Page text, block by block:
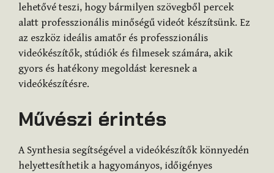
lehetővé teszi, hogy bármilyen szövegből percek
alatt professzionális minőségű videót készítsünk. Ez
az eszköz ideális amatőr és professzionális
videókészítők, stúdiók és filmesek számára, akik
gyors és hatékony megoldást keresnek a
videókészítésre.
Művészi érintés
A Synthesia segítségével a videókészítők könnyedén
helyettesíthetik a hagyományos, időigényes